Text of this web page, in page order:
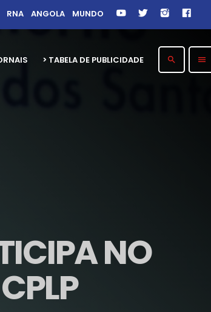
RNA ANGOLA MUNDO
30 ANOS> TABELA DE PUBLICIDADE search menu
NO